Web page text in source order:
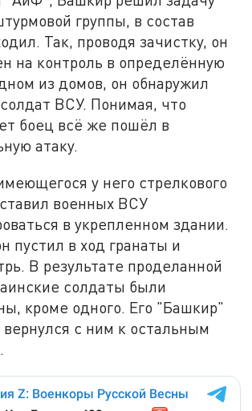
группы, в состав
Так, проводя зачистку, он
на контроль в определённую
из домов, он обнаружил
ВСУ. Понимая, что
боец всё же пошёл в
атаку.
у него стрелкового
военных ВСУ
в укрепленном здании.
пустил в ход гранаты и
В результате проделанной
солдаты были
кроме одного. Его "Башкир"
вернулся с ним к остальным